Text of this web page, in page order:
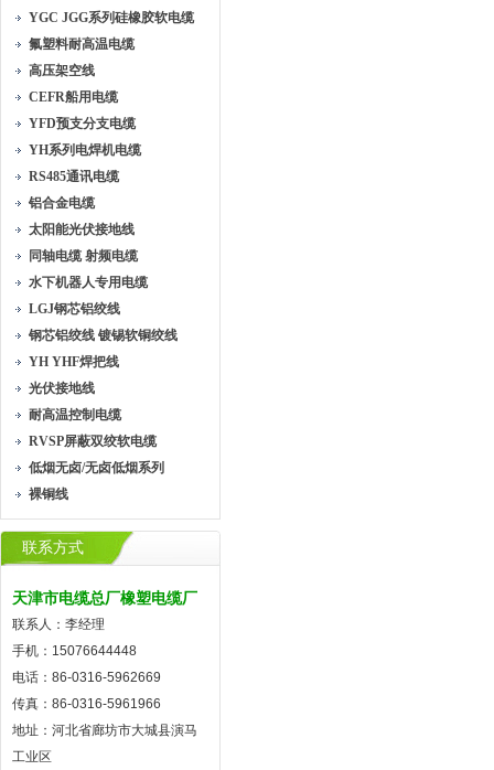
YGC JGG系列硅橡胶软电缆
氟塑料耐高温电缆
高压架空线
CEFR船用电缆
YFD预支分支电缆
YH系列电焊机电缆
RS485通讯电缆
铝合金电缆
太阳能光伏接地线
同轴电缆 射频电缆
水下机器人专用电缆
LGJ钢芯铝绞线
钢芯铝绞线 镀锡软铜绞线
YH YHF焊把线
光伏接地线
耐高温控制电缆
RVSP屏蔽双绞软电缆
低烟无卤/无卤低烟系列
裸铜线
联系方式
天津市电缆总厂橡塑电缆厂
联系人：李经理
手机：15076644448
电话：86-0316-5962669
传真：86-0316-5961966
地址：河北省廊坊市大城县演马
工业区